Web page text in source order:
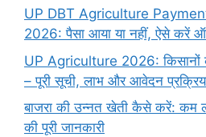
UP DBT Agriculture
2026: पैसा आया या नहीं, ऐसे करें
UP Agriculture 2026: किसानों
– पूरी सूची, लाभ और आवेदन
बाजरा की उन्नत खेती कैसे करें: कम
की पूरी जानकारी